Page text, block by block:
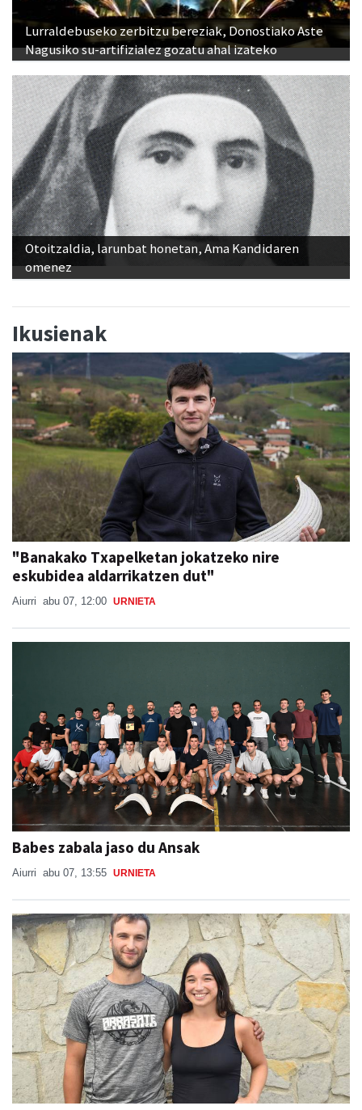
Lurraldebuseko zerbitzu bereziak, Donostiako Aste
Nagusiko su-artifizialez gozatu ahal izateko
Otoitzaldia, larunbat honetan, Ama Kandidaren
omenez
Ikusienak
"Banakako Txapelketan jokatzeko nire
eskubidea aldarrikatzen dut"
Aiurri abu 07, 12:00 URNIETA
Babes zabala jaso du Ansak
Aiurri abu 07, 13:55 URNIETA